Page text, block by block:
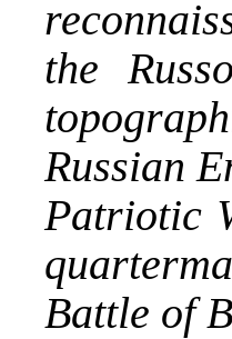
the
Russian
Patriotic
Battle of